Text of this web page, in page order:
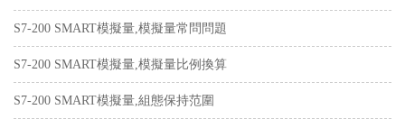
S7-200 SMART模擬量,模擬量常問問題
S7-200 SMART模擬量,模擬量比例換算
S7-200 SMART模擬量,組態保持范圍